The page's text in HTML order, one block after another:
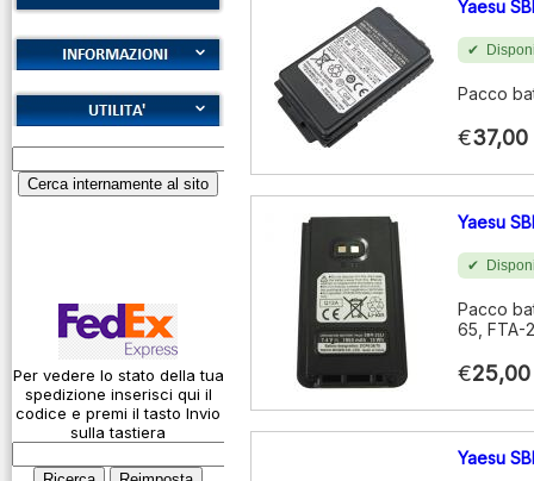
Cookies
Diritto di recesso
Garanzie
Alfabeto Fonetico
ICAO
Codice Q
Come si usa un
cavo
Connessioni
microfoniche
Cosa è l' ADS-B
Per vedere lo stato della tua
spedizione inserisci qui il
codice e premi il tasto Invio
sulla tastiera
Yaesu
Pacco
€37,00
Yaesu
Pacco
65, FTA-
€25,00
Yaesu